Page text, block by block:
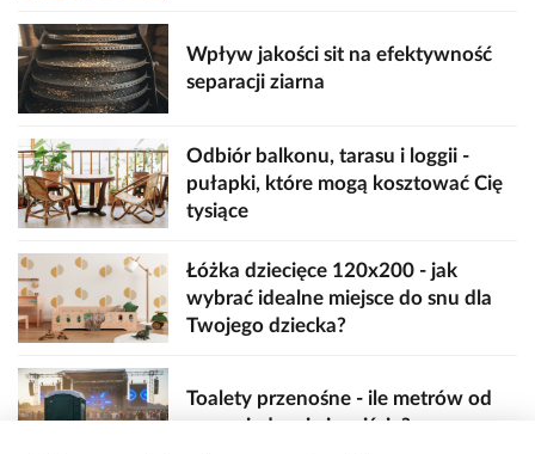
Wpływ jakości sit na efektywność
separacji ziarna
Odbiór balkonu, tarasu i loggii -
pułapki, które mogą kosztować Cię
tysiące
Łóżka dziecięce 120x200 - jak
wybrać idealne miejsce do snu dla
Twojego dziecka?
Toalety przenośne - ile metrów od
sceny, jedzenia i wejścia?